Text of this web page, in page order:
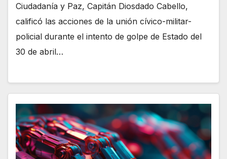
Ciudadanía y Paz, Capitán Diosdado Cabello,
calificó las acciones de la unión cívico-militar-
policial durante el intento de golpe de Estado del
30 de abril…